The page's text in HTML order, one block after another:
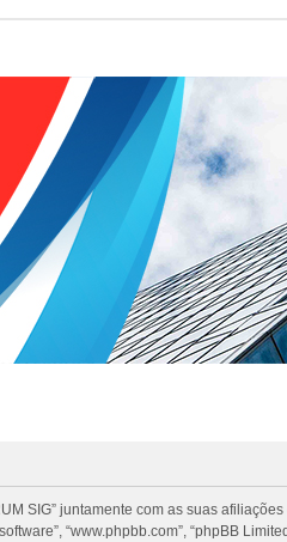
SIG” juntamente com as suas
“www.phpbb.com”, “phpBB